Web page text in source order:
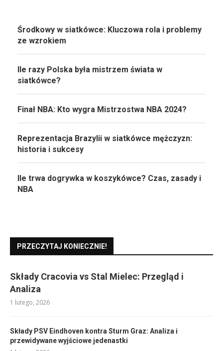
Środkowy w siatkówce: Kluczowa rola i problemy
ze wzrokiem
Ile razy Polska była mistrzem świata w
siatkówce?
Finał NBA: Kto wygra Mistrzostwa NBA 2024?
Reprezentacja Brazylii w siatkówce mężczyzn:
historia i sukcesy
Ile trwa dogrywka w koszykówce? Czas, zasady i
NBA
PRZECZYTAJ KONIECZNIE!
Składy Cracovia vs Stal Mielec: Przegląd i
Analiza
1 lutego, 2026
Składy PSV Eindhoven kontra Sturm Graz: Analiza i
przewidywane wyjściowe jedenastki